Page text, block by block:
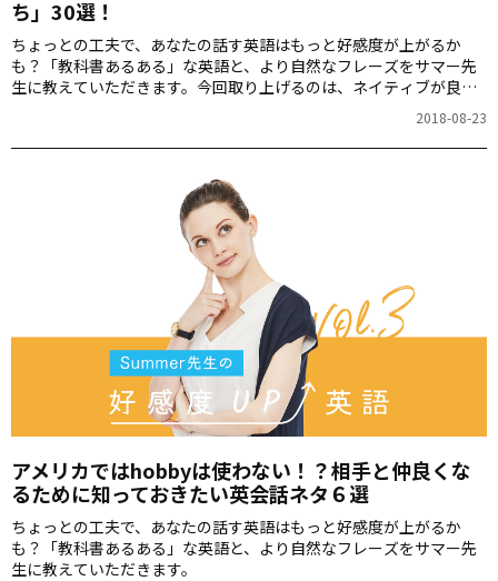
ち」30選！
ちょっとの工夫で、あなたの話す英語はもっと好感度が上がるか
も？「教科書あるある」な英語と、より自然なフレーズをサマー先
生に教えていただきます。今回取り上げるのは、ネイティブが良く
2018-08-23
アメリカではhobbyは使わない！？相手と仲良くな
るために知っておきたい英会話ネタ６選
ちょっとの工夫で、あなたの話す英語はもっと好感度が上がるか
も？「教科書あるある」な英語と、より自然なフレーズをサマー先
生に教えていただきます。